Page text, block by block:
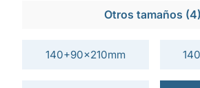
Otros tamaños
140+90x210mm